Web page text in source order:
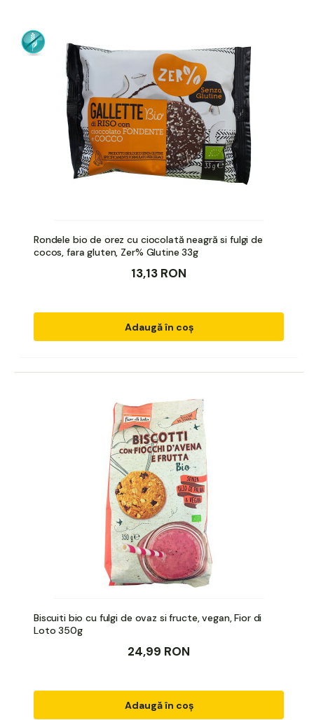
Rondele bio de orez cu ciocolată neagră si fulgi de
cocos, fara gluten, Zer% Glutine 33g
13,13 RON
Adaugă în coș
Biscuiti bio cu fulgi de ovaz si fructe, vegan, Fior di
Loto 350g
24,99 RON
Adaugă în coș